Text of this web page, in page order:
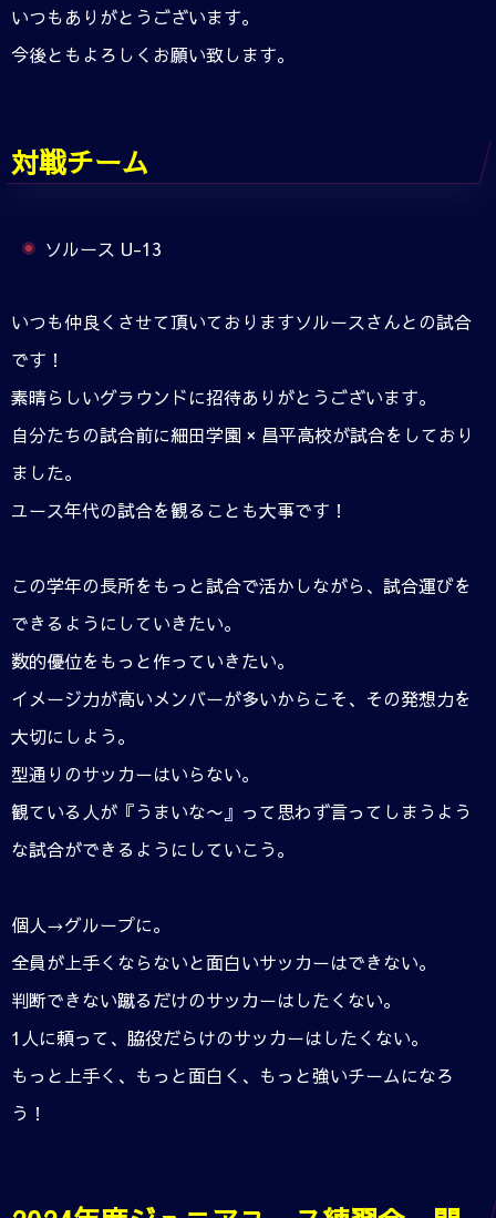
いつもありがとうございます。
今後ともよろしくお願い致します。
対戦チーム
ソルース U-13
いつも仲良くさせて頂いておりますソルースさんとの試合
です！
素晴らしいグラウンドに招待ありがとうございます。
自分たちの試合前に細田学園 × 昌平高校が試合をしており
ました。
ユース年代の試合を観ることも大事です！
この学年の長所をもっと試合で活かしながら、試合運びを
できるようにしていきたい。
数的優位をもっと作っていきたい。
イメージ力が高いメンバーが多いからこそ、その発想力を
大切にしよう。
型通りのサッカーはいらない。
観ている人が『うまいな〜』って思わず言ってしまうよう
な試合ができるようにしていこう。
個人→グループに。
全員が上手くならないと面白いサッカーはできない。
判断できない蹴るだけのサッカーはしたくない。
1人に頼って、脇役だらけのサッカーはしたくない。
もっと上手く、もっと面白く、もっと強いチームになろ
う！